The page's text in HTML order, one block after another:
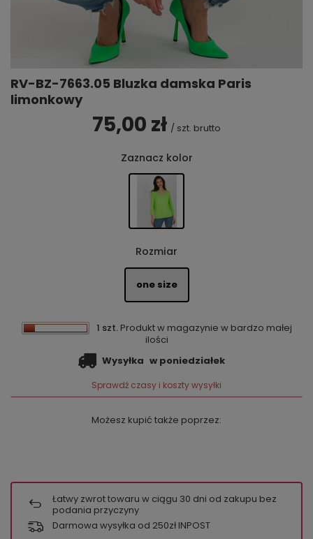
RV-BZ-7663.05 Bluzka damska Paris
limonkowy
75,00 zł / szt. brutto
Zaznacz kolor
Rozmiar
one size
1 szt. Produkt w magazynie w bardzo małej
ilości
Wysyłka w poniedziałek
Sprawdź czasy i koszty wysyłki
Możesz kupić także poprzez:
Łatwy zwrot towaru w ciągu 30 dni od zakupu bez
podania przyczyny
Darmowa wysyłka od 250zł INPOST